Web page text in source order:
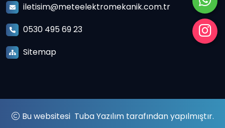
iletisim@meteelektromekanik.com.tr
0530 495 69 23
Sitemap
Bu websitesiTuba Yazılımtarafından yapılmıştır.